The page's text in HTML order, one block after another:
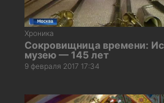
Хроника
Сокровищница времени:
музею — 145 лет
9 февраля 2017 17:34